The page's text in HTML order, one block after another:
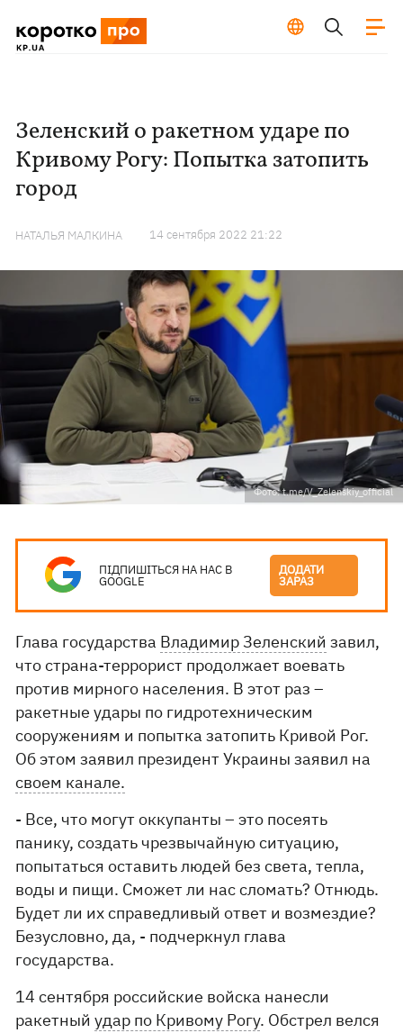
Зеленский о ракетном ударе по
Кривому Рогу: Попытка затопить
город
НАТАЛЬЯ МАЛКИНА 14 сентября 2022 21:22
Фото: t.me/V_Zelenskiy_official
ПІДПИШІТЬСЯ НА НАС В
GOOGLE
ДОДАТИ
ЗАРАЗ
Глава государства Владимир Зеленский завил,
что страна-террорист продолжает воевать
против мирного населения. В этот раз –
ракетные удары по гидротехническим
сооружениям и попытка затопить Кривой Рог.
Об этом заявил президент Украины заявил на
своем канале.
- Все, что могут оккупанты – это посеять
панику, создать чрезвычайную ситуацию,
попытаться оставить людей без света, тепла,
воды и пищи. Сможет ли нас сломать? Отнюдь.
Будет ли их справедливый ответ и возмездие?
Безусловно, да, - подчеркнул глава
государства.
14 сентября российские войска нанесли
ракетныйудар по Кривому Рогу. Обстрел велся